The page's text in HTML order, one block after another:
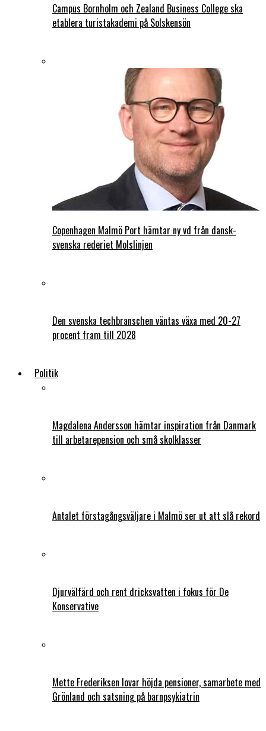
Campus Bornholm och Zealand Business College ska
etablera turistakademi på Solskensön
Copenhagen Malmö Port hämtar ny vd från dansk-
svenska rederiet Molslinjen
Den svenska techbranschen väntas växa med 20-27
procent fram till 2028
Politik
Magdalena Andersson hämtar inspiration från Danmark
till arbetarepension och små skolklasser
Antalet förstagångsväljare i Malmö ser ut att slå rekord
Djurvälfärd och rent dricksvatten i fokus för De
Konservative
Mette Frederiksen lovar höjda pensioner, samarbete med
Grönland och satsning på barnpsykiatrin